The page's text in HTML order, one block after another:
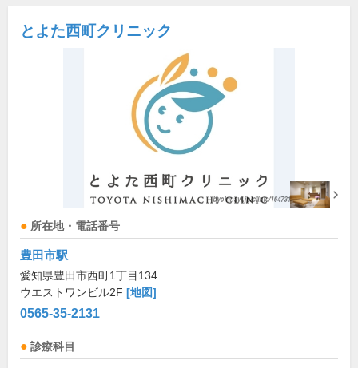
とよた西町クリニック
所在地・電話番号
豊田市駅
愛知県豊田市西町1丁目134
ウエストワンビル2F [地図]
0565-35-2131
診療科目